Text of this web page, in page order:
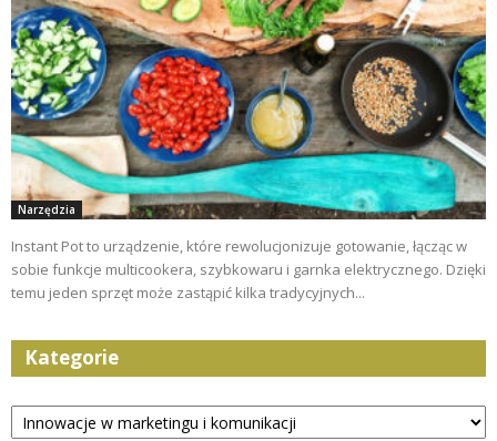
Narzędzia
Instant Pot to urządzenie, które rewolucjonizuje gotowanie, łącząc w
sobie funkcje multicookera, szybkowaru i garnka elektrycznego. Dzięki
temu jeden sprzęt może zastąpić kilka tradycyjnych...
Kategorie
Kategorie